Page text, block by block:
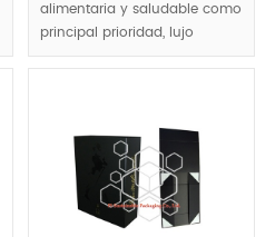
alimentaria y saludable como
principal prioridad, lujo
elegante y papel artesanales
MOQ:1000pcs.